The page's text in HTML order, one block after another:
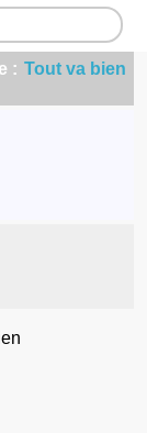
: Tout va bien